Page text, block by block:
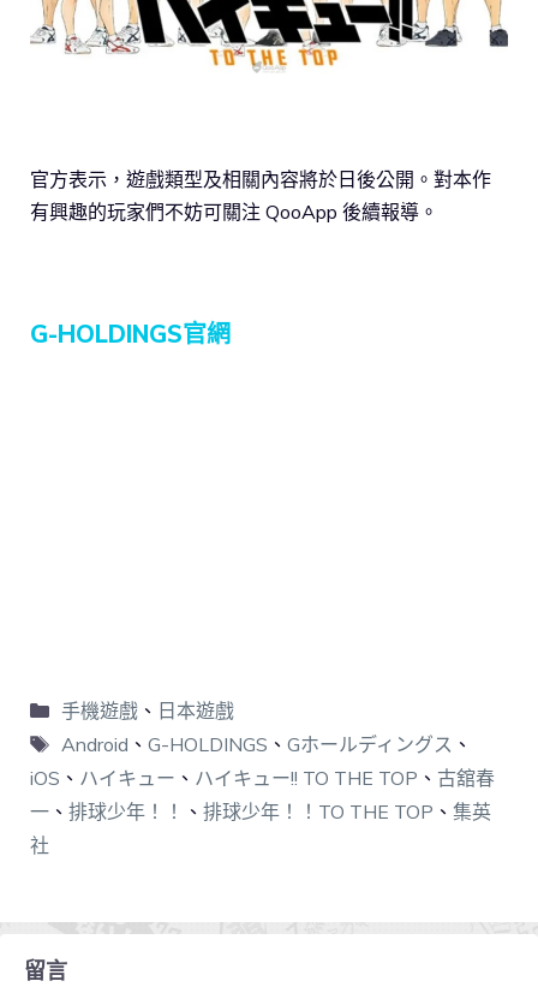
官方表示，遊戲類型及相關內容將於日後公開。對本作
有興趣的玩家們不妨可關注 QooApp 後續報導。
G-HOLDINGS官網
手機遊戲、 日本遊戲
Android 、 G-HOLDINGS 、 Gホールディングス 、
iOS 、 ハイキュー 、 ハイキュー!! TO THE TOP 、 古舘春
一 、 排球少年！！ 、 排球少年！！TO THE TOP 、 集英
社
留言